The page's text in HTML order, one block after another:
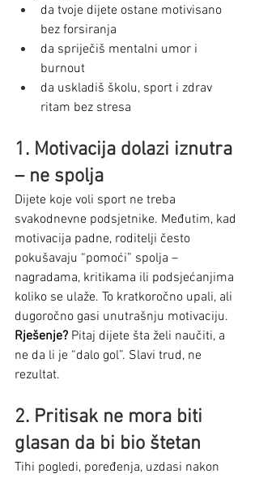
da tvoje dijete ostane motivisano
bez forsiranja
da spriječiš mentalni umor i
burnout
da uskladiš školu, sport i zdrav
ritam bez stresa
1. Motivacija dolazi iznutra
– ne spolja
Dijete koje voli sport ne treba
svakodnevne podsjetnike. Međutim, kad
motivacija padne, roditelji često
pokušavaju “pomoći” spolja –
nagradama, kritikama ili podsjećanjima
koliko se ulaže. To kratkoročno upali, ali
dugoročno gasi unutrašnju motivaciju.
Rješenje? Pitaj dijete šta želi naučiti, a
ne da li je “dalo gol”. Slavi trud, ne
rezultat.
2. Pritisak ne mora biti
glasan da bi bio štetan
Tihi pogledi, poređenja, uzdasi nakon